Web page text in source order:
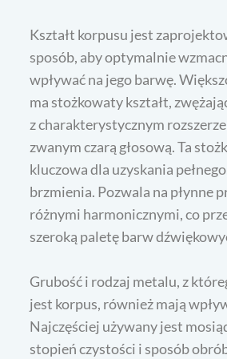
Kształt korpusu jest
sposób, aby optymalnie
wpływać na jego barwę.
ma stożkowaty kształt,
z charakterystycznym
zwanym czarą głosową. Ta
kluczowa dla uzyskania
brzmienia. Pozwala na płynne
różnymi harmonicznymi, co
szeroką paletę barw
Grubość i rodzaj metalu, z
jest korpus, również mają
Najczęściej używany jest
stopień czystości i sposób